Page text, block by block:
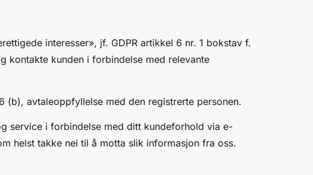
interesser», jf. GDPR artikkel 6 nr. 1 bokstav f.
kontakte kunden i forbindelse med relevante
(b), avtaleoppfyllelse med den registrerte personen.
service i forbindelse med ditt kundeforhold via e-
helst takke nei til å motta slik informasjon fra oss.